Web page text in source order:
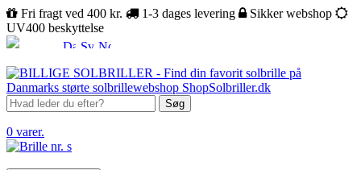
Fri fragt ved 400 kr. 1-3 dages levering
Sikker webshop
UV400 beskyttelse
Søg
0 varer.